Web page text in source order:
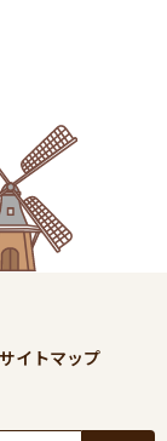
サイトマップ